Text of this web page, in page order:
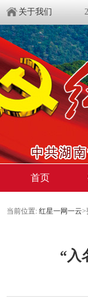
关于我们
首页
当前位置: 红星一网一云>
“入